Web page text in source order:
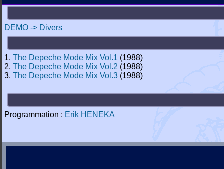
DEMO -> Divers
1. The Depeche Mode Mix Vol.1 (1988)
2. The Depeche Mode Mix Vol.2 (1988)
3. The Depeche Mode Mix Vol.3 (1988)
Programmation : Erik HENEKA